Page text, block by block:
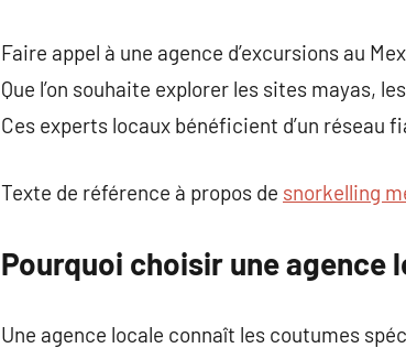
Faire appel à une agence d’excursions au
Que l’on souhaite explorer les sites mayas,
Ces experts locaux bénéficient d’un réseau
Texte de référence à propos de snorkelling
Pourquoi choisir une agence
Une agence locale connaît les coutumes